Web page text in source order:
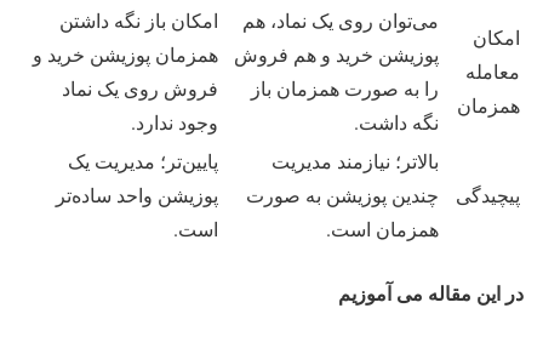
امکان
معامله
همزمان
می‌توان روی یک نماد، هم
پوزیشن خرید و هم فروش
را به صورت همزمان باز
نگه داشت.
امکان باز نگه داشتن
همزمان پوزیشن خرید و
فروش روی یک نماد
وجود ندارد.
پیچیدگی
بالاتر؛ نیازمند مدیریت
چندین پوزیشن به صورت
همزمان است.
پایین‌تر؛ مدیریت یک
پوزیشن واحد ساده‌تر
است.
در این مقاله می آموزیم